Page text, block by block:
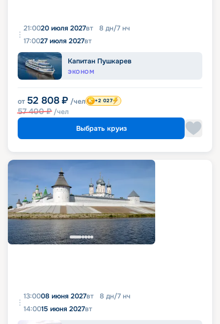
21:0020 июля 2027вт 8 дн/7 нч
17:0027 июля 2027вт
Капитан Пушкарев
ЭКОНОМ
от 52 808 ₽ /чел
57 400₽ /чел
+2 027
Выбрать круиз
13:0008 июня 2027вт 8 дн/7 нч
14:0015 июня 2027вт